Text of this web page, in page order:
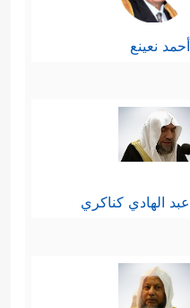
أحمد نعينع
عبد الهادي كناكري